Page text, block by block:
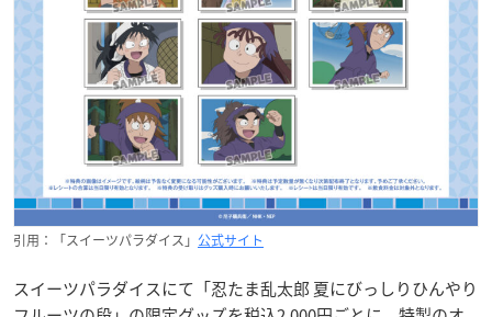
引用：「スイーツパラダイス」 公式サイト
スイーツパラダイスにて「忍たま乱太郎 夏にびっしりひんやり